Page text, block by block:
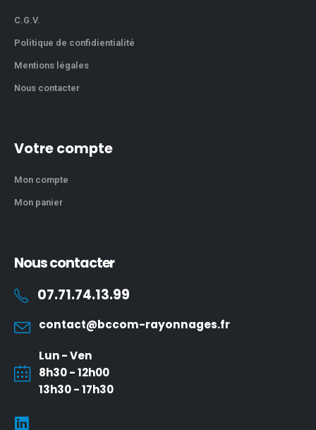
C.G.V.
Politique de confidientialité
Mentions légales
Nous contacter
Votre compte
Mon compte
Mon panier
Nous contacter
07.71.74.13.99
contact@bccom-rayonnages.fr
Lun - Ven
8h30 - 12h00
13h30 - 17h30